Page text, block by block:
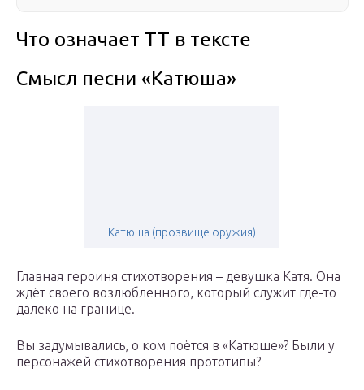
Что означает TT в тексте
Смысл песни «Катюша»
Катюша (прозвище оружия)
Главная героиня стихотворения – девушка Катя. Она
ждёт своего возлюбленного, который служит где-то
далеко на границе.
Вы задумывались, о ком поётся в «Катюше»? Были у
персонажей стихотворения прототипы?